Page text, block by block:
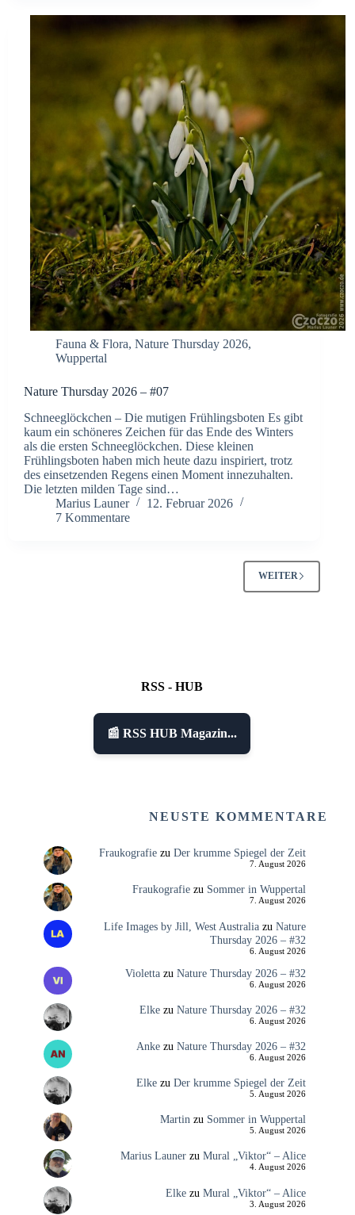
Fauna & Flora, Nature Thursday 2026,
Wuppertal
Nature Thursday 2026 – #07
Schneeglöckchen – Die mutigen Frühlingsboten Es gibt
kaum ein schöneres Zeichen für das Ende des Winters
als die ersten Schneeglöckchen. Diese kleinen
Frühlingsboten haben mich heute dazu inspiriert, trotz
des einsetzenden Regens einen Moment innezuhalten.
Die letzten milden Tage sind…
Marius Launer
12. Februar 2026
7 Kommentare
WEITER
RSS - HUB
📰 RSS HUB Magazin...
NEUSTE KOMMENTARE
Fraukografiezu Der krumme Spiegel der Zeit
7. August 2026
Fraukografiezu Sommer in Wuppertal
7. August 2026
Life Images by Jill, West Australiazu Nature
Thursday 2026 – #32
6. August 2026
Violettazu Nature Thursday 2026 – #32
6. August 2026
Elkezu Nature Thursday 2026 – #32
6. August 2026
Ankezu Nature Thursday 2026 – #32
6. August 2026
Elkezu Der krumme Spiegel der Zeit
5. August 2026
Martinzu Sommer in Wuppertal
5. August 2026
Marius Launerzu Mural „Viktor“ – Alice
4. August 2026
Elkezu Mural „Viktor“ – Alice
3. August 2026